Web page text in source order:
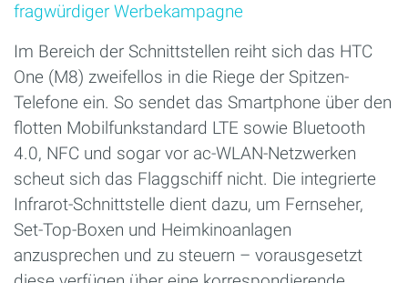
fragwürdiger Werbekampagne
Im Bereich der Schnittstellen reiht sich das HTC
One (M8) zweifellos in die Riege der Spitzen-
Telefone ein. So sendet das Smartphone über den
flotten Mobilfunkstandard LTE sowie Bluetooth
4.0, NFC und sogar vor ac-WLAN-Netzwerken
scheut sich das Flaggschiff nicht. Die integrierte
Infrarot-Schnittstelle dient dazu, um Fernseher,
Set-Top-Boxen und Heimkinoanlagen
anzusprechen und zu steuern – vorausgesetzt